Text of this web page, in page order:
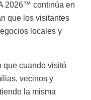
2026™ continúa en
que los visitantes
locales y
que cuando visitó
vecinos y
la misma